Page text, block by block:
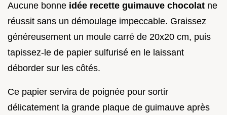
Aucune bonne idée recette guimauve chocolat ne
réussit sans un démoulage impeccable. Graissez
généreusement un moule carré de 20x20 cm, puis
tapissez-le de papier sulfurisé en le laissant
déborder sur les côtés.
Ce papier servira de poignée pour sortir
délicatement la grande plaque de guimauve après